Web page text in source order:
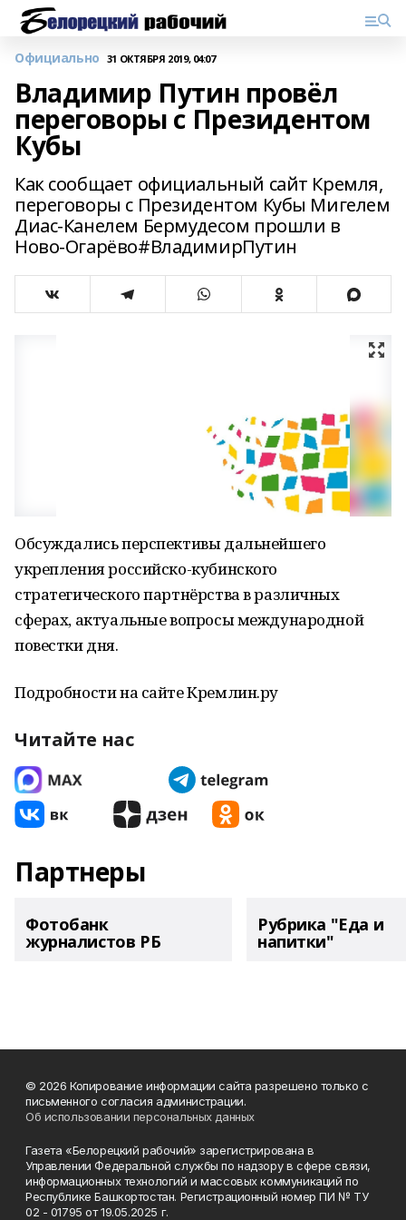
Официально 31 ОКТЯБРЯ 2019, 04:07
Владимир Путин провёл
переговоры с Президентом
Кубы
Как сообщает официальный сайт Кремля,
переговоры с Президентом Кубы Мигелем
Диас-Канелем Бермудесом прошли в
Ново-Огарёво#ВладимирПутин
Обсуждались перспективы дальнейшего
укрепления российско-кубинского
стратегического партнёрства в различных
сферах, актуальные вопросы международной
повестки дня.
Подробности на сайте Кремлин.ру
Читайте нас
Партнеры
Фотобанк
журналистов РБ
Рубрика "Еда и
напитки"
© 2026 Копирование информации сайта разрешено только с
письменного согласия администрации.
Об использовании персональных данных
Газета «Белорецкий рабочий» зарегистрирована в
Управлении Федеральной службы по надзору в сфере связи,
информационных технологий и массовых коммуникаций по
Республике Башкортостан. Регистрационный номер ПИ № ТУ
02 - 01795 от 19.05.2025 г.